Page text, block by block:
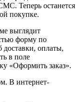
Теперь останется
покупке.
выглядит
форму по
доставки, оплаты,
в поле
«Оформить заказ».
В интернет-